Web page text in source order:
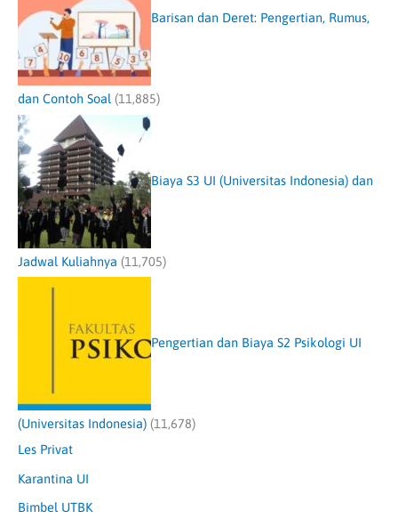
Barisan dan Deret: Pengertian, Rumus,
dan Contoh Soal (11,885)
Biaya S3 UI (Universitas Indonesia) dan
Jadwal Kuliahnya (11,705)
Pengertian dan Biaya S2 Psikologi UI
(Universitas Indonesia) (11,678)
Les Privat
Karantina UI
Bimbel UTBK